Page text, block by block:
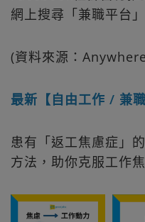
網上搜尋「兼職平台
(資料來源：
最新【自由工作 / 兼
患有「返工焦慮症」
方法，助你克服工作焦